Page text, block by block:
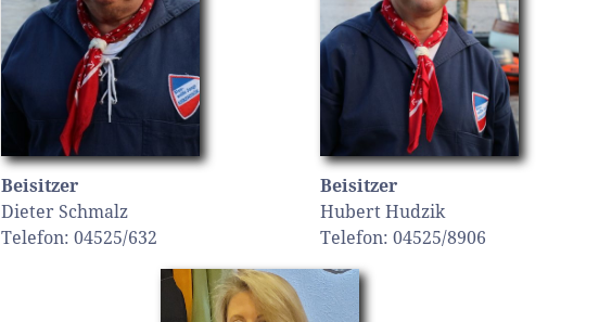
Beisitzer
Dieter Schmalz
Telefon: 04525/632
Beisitzer
Hubert Hudzik
Telefon: 04525/8906